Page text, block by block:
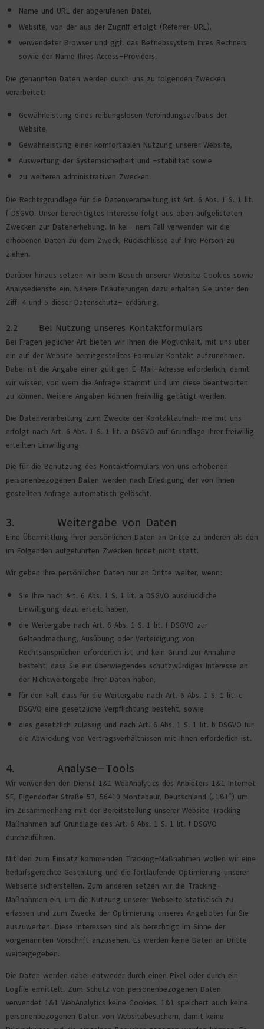
Name und URL der abgerufenen Datei,
Website, von der aus der Zugriff erfolgt (Referrer-URL),
verwendeter Browser und ggf. das Betriebssystem Ihres Rechners
sowie der Name Ihres Access-Providers.
Die genannten Daten werden durch uns zu folgenden Zwecken
verarbeitet:
Gewährleistung eines reibungslosen Verbindungsaufbaus der
Website,
Gewährleistung einer komfortablen Nutzung unserer Website,
Auswertung der Systemsicherheit und -stabilität sowie
zu weiteren administrativen Zwecken.
Die Rechtsgrundlage für die Datenverarbeitung ist Art. 6 Abs. 1 S. 1 lit.
f DSGVO. Unser berechtigtes Interesse folgt aus oben aufgelisteten
Zwecken zur Datenerhebung. In kei- nem Fall verwenden wir die
erhobenen Daten zu dem Zweck, Rückschlüsse auf Ihre Person zu
ziehen.
Darüber hinaus setzen wir beim Besuch unserer Website Cookies sowie
Analysedienste ein. Nähere Erläuterungen dazu erhalten Sie unter den
Ziff. 4 und 5 dieser Datenschutz- erklärung.
2.2 Bei Nutzung unseres Kontaktformulars
Bei Fragen jeglicher Art bieten wir Ihnen die Möglichkeit, mit uns über
ein auf der Website bereitgestelltes Formular Kontakt aufzunehmen.
Dabei ist die Angabe einer gültigen E-Mail-Adresse erforderlich, damit
wir wissen, von wem die Anfrage stammt und um diese beantworten
zu können. Weitere Angaben können freiwillig getätigt werden.
Die Datenverarbeitung zum Zwecke der Kontaktaufnah-me mit uns
erfolgt nach Art. 6 Abs. 1 S. 1 lit. a DSGVO auf Grundlage Ihrer freiwillig
erteilten Einwilligung.
Die für die Benutzung des Kontaktformulars von uns erhobenen
personenbezogenen Daten werden nach Erledigung der von Ihnen
gestellten Anfrage automatisch gelöscht.
3. Weitergabe von Daten
Eine Übermittlung Ihrer persönlichen Daten an Dritte zu anderen als den
im Folgenden aufgeführten Zwecken findet nicht statt.
Wir geben Ihre persönlichen Daten nur an Dritte weiter, wenn:
Sie Ihre nach Art. 6 Abs. 1 S. 1 lit. a DSGVO ausdrückliche
Einwilligung dazu erteilt haben,
die Weitergabe nach Art. 6 Abs. 1 S. 1 lit. f DSGVO zur
Geltendmachung, Ausübung oder Verteidigung von
Rechtsansprüchen erforderlich ist und kein Grund zur Annahme
besteht, dass Sie ein überwiegendes schutzwürdiges Interesse an
der Nichtweitergabe Ihrer Daten haben,
für den Fall, dass für die Weitergabe nach Art. 6 Abs. 1 S. 1 lit. c
DSGVO eine gesetzliche Verpflichtung besteht, sowie
dies gesetzlich zulässig und nach Art. 6 Abs. 1 S. 1 lit. b DSGVO für
die Abwicklung von Vertragsverhältnissen mit Ihnen erforderlich ist.
4. Analyse-Tools
Wir verwenden den Dienst 1&1 WebAnalytics des Anbieters 1&1 Internet
SE, Elgendorfer Straße 57, 56410 Montabaur, Deutschland („1&1“) um
im Zusammenhang mit der Bereitstellung unserer Website Tracking
Maßnahmen auf Grundlage des Art. 6 Abs. 1 S. 1 lit. f DSGVO
durchzuführen.
Mit den zum Einsatz kommenden Tracking-Maßnahmen wollen wir eine
bedarfsgerechte Gestaltung und die fortlaufende Optimierung unserer
Webseite sicherstellen. Zum anderen setzen wir die Tracking-
Maßnahmen ein, um die Nutzung unserer Webseite statistisch zu
erfassen und zum Zwecke der Optimierung unseres Angebotes für Sie
auszuwerten. Diese Interessen sind als berechtigt im Sinne der
vorgenannten Vorschrift anzusehen. Es werden keine Daten an Dritte
weitergegeben.
Die Daten werden dabei entweder durch einen Pixel oder durch ein
Logfile ermittelt. Zum Schutz von personenbezogenen Daten
verwendet 1&1 WebAnalytics keine Cookies. 1&1 speichert auch keine
personenbezogenen Daten von Websitebesuchern, damit keine